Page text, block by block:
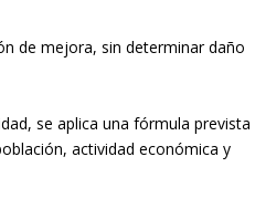
de mejora, sin determinar daño
se aplica una fórmula prevista
actividad económica y